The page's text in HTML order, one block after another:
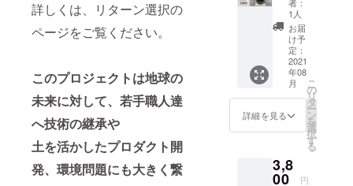
詳しくは、リターン選択の
ページをご覧ください。
このプロジェクトは地球の
未来に対して、若手職人達
へ技術の継承や
土を活かしたプロダクト開
発、環境問題にも大きく繋
年 技能五輪
全国大会に
２年連続出
場し、各年
銅メダルを
受賞
2016年 蒼築
舎株式会社
2018年 三重
型鉄
板】 コ
ヘッツ
HAJIM
Eの、か
まど本
体を逆
さまに
してい
板など
焼き物
者：
1人
お届
け予
定：
2021
年08
月
詳細を見る
こ
の
リ
タ
ー
ン
を
選
択
す
る
3,8
00 円